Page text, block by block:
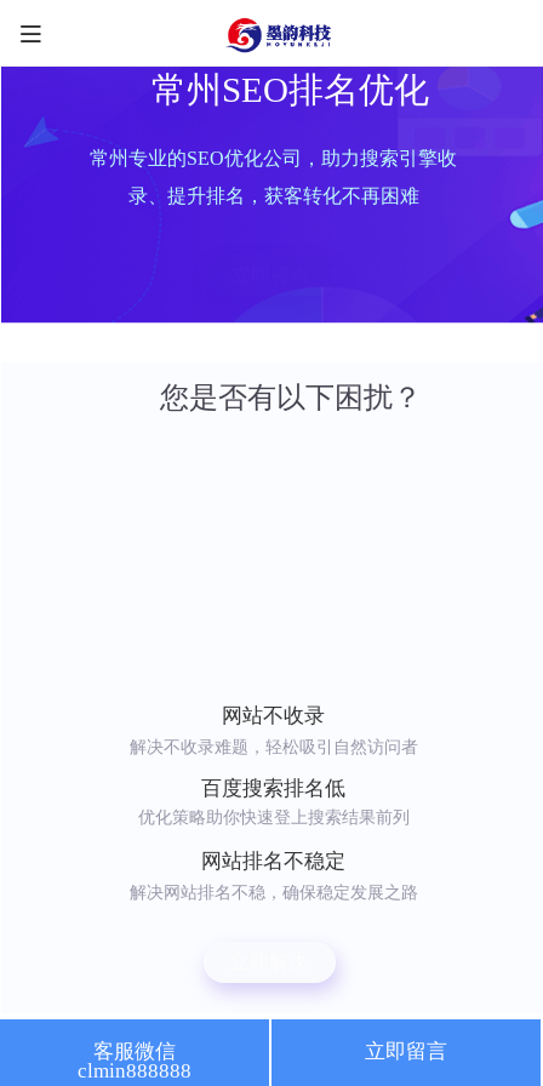
常州SEO排名优化
常州专业的SEO优化公司，助力搜索引擎收
录、提升排名，获客转化不再困难
您是否有以下困扰？
网站不收录
解决不收录难题，轻松吸引自然访问者
百度搜索排名低
优化策略助你快速登上搜索结果前列
网站排名不稳定
解决网站排名不稳，确保稳定发展之路
客服微信
clmin888888
立即留言